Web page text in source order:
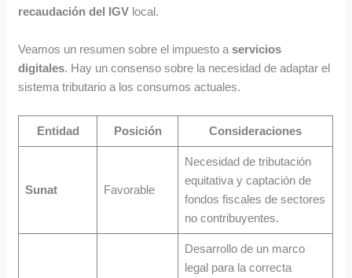
recaudación del IGV local.
Veamos un resumen sobre el impuesto aservicios
digitales. Hay un consenso sobre la necesidad de adaptar el
sistema tributario a los consumos actuales.
Entidad Posición Consideraciones
Sunat Favorable
Necesidad de tributación
equitativa y captación de
fondos fiscales de sectores
no contribuyentes.
Desarrollo de un marco
legal para la correcta